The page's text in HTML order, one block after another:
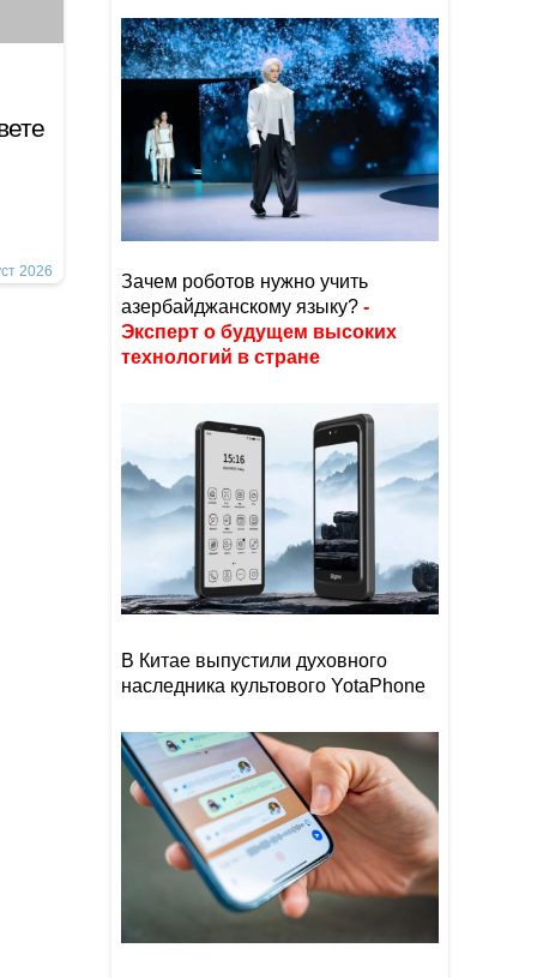
2026
Зачем роботов нужно учить
азербайджанскому языку? -
Эксперт о будущем высоких
технологий в стране
В Китае выпустили духовного
наследника культового YotaPhone